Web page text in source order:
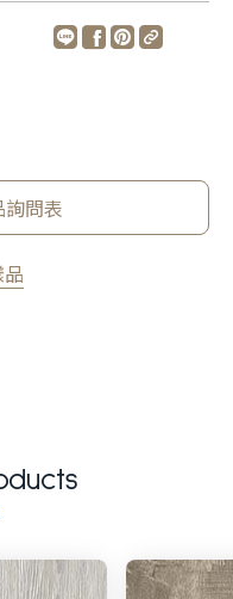
問表